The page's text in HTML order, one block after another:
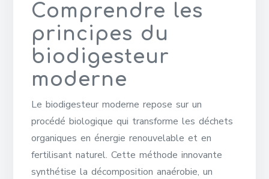
Comprendre les
principes du
biodigesteur
moderne
Le biodigesteur moderne repose sur un
procédé biologique qui transforme les déchets
organiques en énergie renouvelable et en
fertilisant naturel. Cette méthode innovante
synthétise la décomposition anaérobie, un